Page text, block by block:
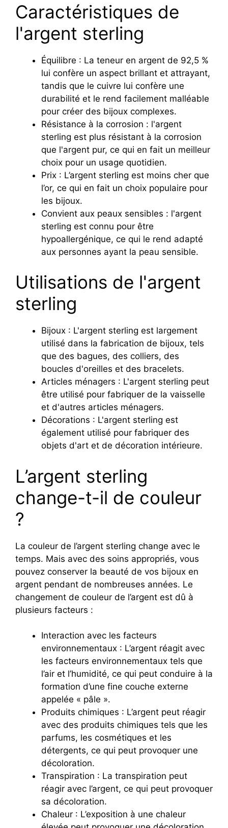
Caractéristiques de
l'argent sterling
Équilibre : La teneur en argent de 92,5 %
lui confère un aspect brillant et attrayant,
tandis que le cuivre lui confère une
durabilité et le rend facilement malléable
pour créer des bijoux complexes.
Résistance à la corrosion : l'argent
sterling est plus résistant à la corrosion
que l'argent pur, ce qui en fait un meilleur
choix pour un usage quotidien.
Prix : L’argent sterling est moins cher que
l’or, ce qui en fait un choix populaire pour
les bijoux.
Convient aux peaux sensibles : l'argent
sterling est connu pour être
hypoallergénique, ce qui le rend adapté
aux personnes ayant la peau sensible.
Utilisations de l'argent
sterling
Bijoux : L'argent sterling est largement
utilisé dans la fabrication de bijoux, tels
que des bagues, des colliers, des
boucles d'oreilles et des bracelets.
Articles ménagers : L'argent sterling peut
être utilisé pour fabriquer de la vaisselle
et d'autres articles ménagers.
Décorations : L'argent sterling est
également utilisé pour fabriquer des
objets d'art et de décoration intérieure.
L’argent sterling
change-t-il de couleur
?
La couleur de l’argent sterling change avec le
temps. Mais avec des soins appropriés, vous
pouvez conserver la beauté de vos bijoux en
argent pendant de nombreuses années. Le
changement de couleur de l’argent est dû à
plusieurs facteurs :
Interaction avec les facteurs
environnementaux : L’argent réagit avec
les facteurs environnementaux tels que
l’air et l’humidité, ce qui peut conduire à la
formation d’une fine couche externe
appelée « pâle ».
Produits chimiques : L’argent peut réagir
avec des produits chimiques tels que les
parfums, les cosmétiques et les
détergents, ce qui peut provoquer une
décoloration.
Transpiration : La transpiration peut
réagir avec l’argent, ce qui peut provoquer
sa décoloration.
Chaleur : L’exposition à une chaleur